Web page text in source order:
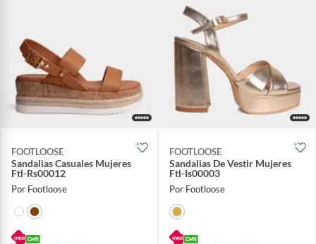
FOOTLOOSE
Sandalias Casuales Mujeres
Ftl-Rs00012
Por Footloose
FOOTLOOSE
Sandalias De Vestir Mujeres
Ftl-Is00003
Por Footloose